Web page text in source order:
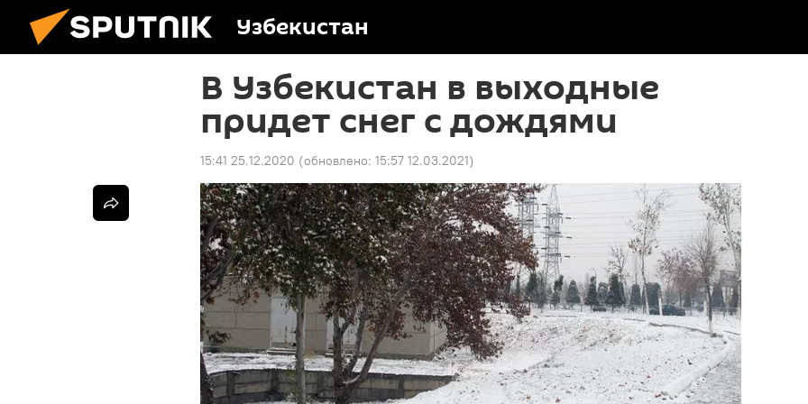
Узбекистан
В Узбекистан в выходные
придет снег с дождями
15:41 25.12.2020 (обновлено: 15:57 12.03.2021)